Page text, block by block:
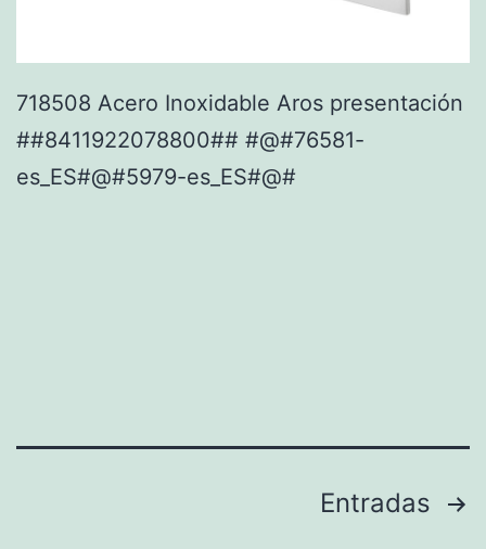
718508 Acero Inoxidable Aros presentación
##8411922078800## #@#76581-
es_ES#@#5979-es_ES#@#
Entradas